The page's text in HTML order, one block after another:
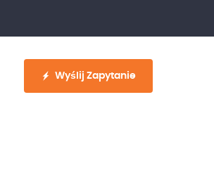
530 886 214
Wyślij Zapytanie